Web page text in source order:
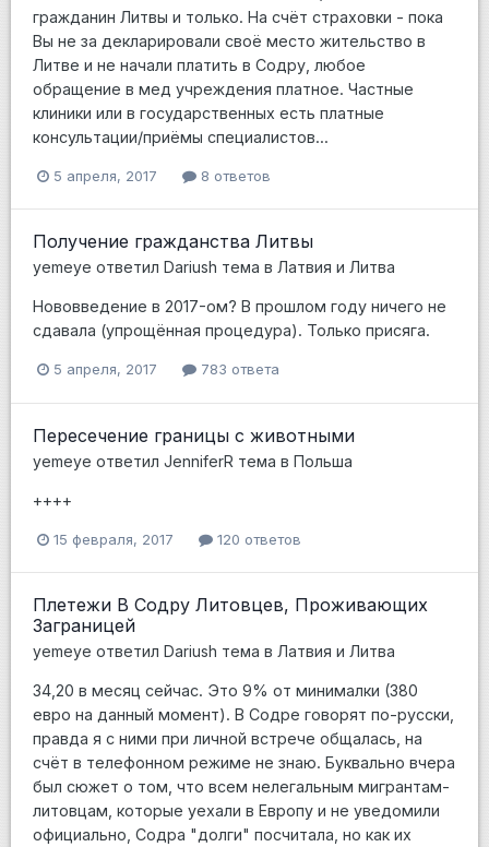
гражданин Литвы и только. На счёт страховки - пока
Вы не за декларировали своё место жительство в
Литве и не начали платить в Содру, любое
обращение в мед учреждения платное. Частные
клиники или в государственных есть платные
консультации/приёмы специалистов...
5 апреля, 2017 8 ответов
Получение гражданства Литвы
yemeye ответил Dariush тема в Латвия и Литва
Нововведение в 2017-ом? В прошлом году ничего не
сдавала (упрощённая процедура). Только присяга.
5 апреля, 2017 783 ответа
Пересечение границы с животными
yemeye ответил JenniferR тема в Польша
++++
15 февраля, 2017 120 ответов
Плетежи В Содру Литовцев, Проживающих
Заграницей
yemeye ответил Dariush тема в Латвия и Литва
34,20 в месяц сейчас. Это 9% от минималки (380
евро на данный момент). В Содре говорят по-русски,
правда я с ними при личной встрече общалась, на
счёт в телефонном режиме не знаю. Буквально вчера
был сюжет о том, что всем нелегальным мигрантам-
литовцам, которые уехали в Европу и не уведомили
официально, Содра "долги" посчитала, но как их